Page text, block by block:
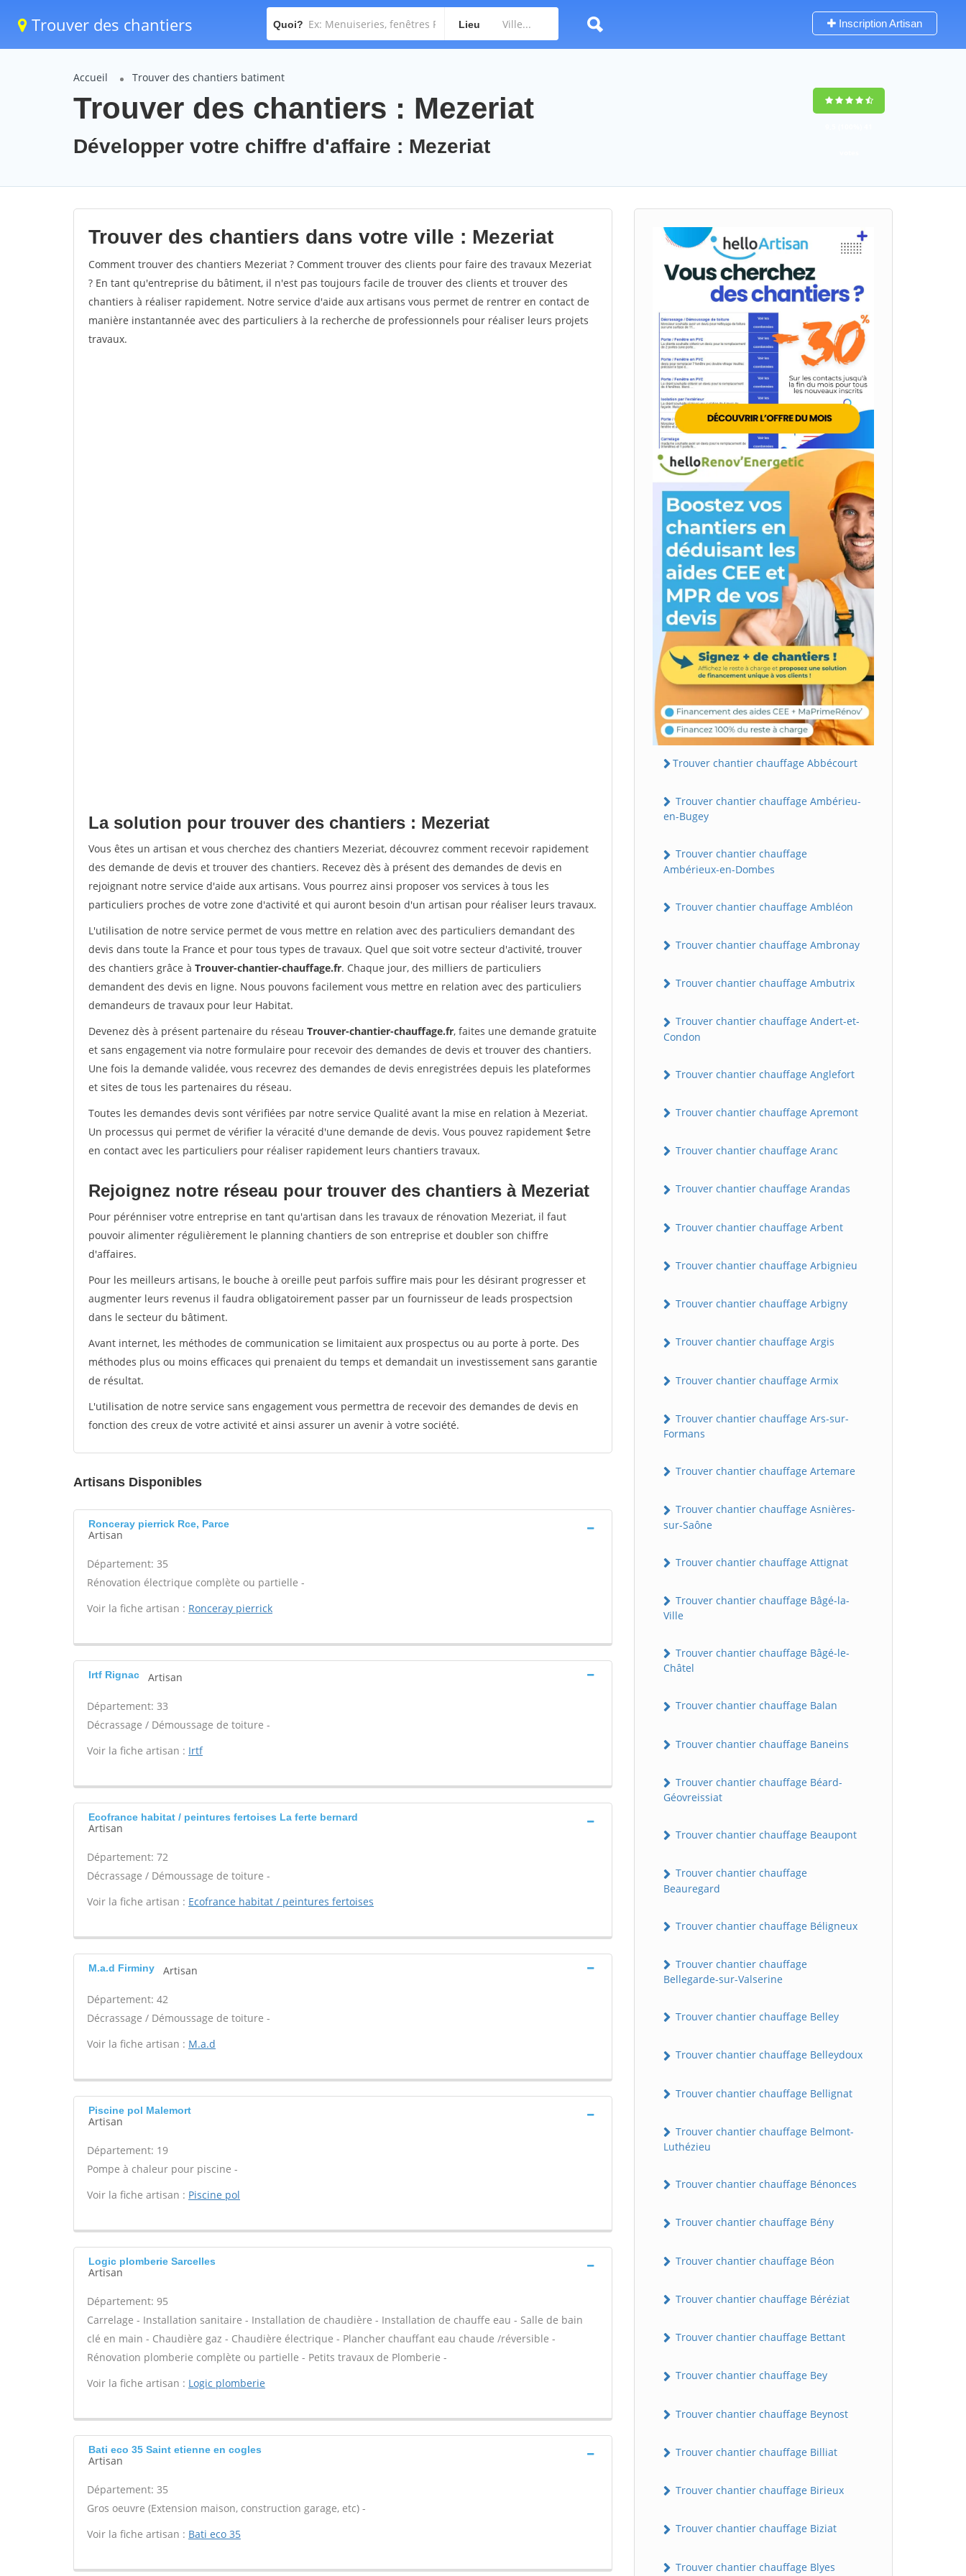
Trouver des chantiers Quoi? Lieu Inscription Artisan
Accueil Trouver des chantiers batiment
Trouver des chantiers : Mezeriat
Développer votre chiffre d'affaire : Mezeriat
Trouver des chantiers dans votre ville : Mezeriat
Comment trouver des chantiers Mezeriat ? Comment trouver des clients pour faire des travaux Mezeriat
? En tant qu'entreprise du bâtiment, il n'est pas toujours facile de trouver des clients et trouver des
chantiers à réaliser rapidement. Notre service d'aide aux artisans vous permet de rentrer en contact de
manière instantannée avec des particuliers à la recherche de professionnels pour réaliser leurs projets
travaux.
La solution pour trouver des chantiers : Mezeriat
Vous êtes un artisan et vous cherchez des chantiers Mezeriat, découvrez comment recevoir rapidement
des demande de devis et trouver des chantiers. Recevez dès à présent des demandes de devis en
rejoignant notre service d'aide aux artisans. Vous pourrez ainsi proposer vos services à tous les
particuliers proches de votre zone d'activité et qui auront besoin d'un artisan pour réaliser leurs travaux.
L'utilisation de notre service permet de vous mettre en relation avec des particuliers demandant des
devis dans toute la France et pour tous types de travaux. Quel que soit votre secteur d'activité, trouver
des chantiers grâce à Trouver-chantier-chauffage.fr. Chaque jour, des milliers de particuliers
demandent des devis en ligne. Nous pouvons facilement vous mettre en relation avec des particuliers
demandeurs de travaux pour leur Habitat.
Devenez dès à présent partenaire du réseau Trouver-chantier-chauffage.fr, faites une demande gratuite
et sans engagement via notre formulaire pour recevoir des demandes de devis et trouver des chantiers.
Une fois la demande validée, vous recevrez des demandes de devis enregistrées depuis les plateformes
et sites de tous les partenaires du réseau.
Toutes les demandes devis sont vérifiées par notre service Qualité avant la mise en relation à Mezeriat.
Un processus qui permet de vérifier la véracité d'une demande de devis. Vous pouvez rapidement $etre
en contact avec les particuliers pour réaliser rapidement leurs chantiers travaux.
Rejoignez notre réseau pour trouver des chantiers à Mezeriat
Pour pérénniser votre entreprise en tant qu'artisan dans les travaux de rénovation Mezeriat, il faut
pouvoir alimenter régulièrement le planning chantiers de son entreprise et doubler son chiffre
d'affaires.
Pour les meilleurs artisans, le bouche à oreille peut parfois suffire mais pour les désirant progresser et
augmenter leurs revenus il faudra obligatoirement passer par un fournisseur de leads prospectsion
dans le secteur du bâtiment.
Avant internet, les méthodes de communication se limitaient aux prospectus ou au porte à porte. Des
méthodes plus ou moins efficaces qui prenaient du temps et demandait un investissement sans garantie
de résultat.
L'utilisation de notre service sans engagement vous permettra de recevoir des demandes de devis en
fonction des creux de votre activité et ainsi assurer un avenir à votre société.
Artisans Disponibles
Ronceray pierrick Rce, Parce
Artisan
Département: 35
Rénovation électrique complète ou partielle -
Voir la fiche artisan : Ronceray pierrick
Irtf Rignac Artisan
Département: 33
Décrassage / Démoussage de toiture -
Voir la fiche artisan : Irtf
Ecofrance habitat / peintures fertoises La ferte bernard
Artisan
Département: 72
Décrassage / Démoussage de toiture -
Voir la fiche artisan : Ecofrance habitat / peintures fertoises
M.a.d Firminy Artisan
Département: 42
Décrassage / Démoussage de toiture -
Voir la fiche artisan : M.a.d
Piscine pol Malemort
Artisan
Département: 19
Pompe à chaleur pour piscine -
Voir la fiche artisan : Piscine pol
Logic plomberie Sarcelles
Artisan
Département: 95
Carrelage - Installation sanitaire - Installation de chaudière - Installation de chauffe eau - Salle de bain
clé en main - Chaudière gaz - Chaudière électrique - Plancher chauffant eau chaude /réversible -
Rénovation plomberie complète ou partielle - Petits travaux de Plomberie -
Voir la fiche artisan : Logic plomberie
Bati eco 35 Saint etienne en cogles
Artisan
Département: 35
Gros oeuvre (Extension maison, construction garage, etc) -
Voir la fiche artisan : Bati eco 35
Trouver chantier chauffage Abbécourt
Trouver chantier chauffage Ambérieu-
en-Bugey
Trouver chantier chauffage
Ambérieux-en-Dombes
Trouver chantier chauffage Ambléon
Trouver chantier chauffage Ambronay
Trouver chantier chauffage Ambutrix
Trouver chantier chauffage Andert-et-
Condon
Trouver chantier chauffage Anglefort
Trouver chantier chauffage Apremont
Trouver chantier chauffage Aranc
Trouver chantier chauffage Arandas
Trouver chantier chauffage Arbent
Trouver chantier chauffage Arbignieu
Trouver chantier chauffage Arbigny
Trouver chantier chauffage Argis
Trouver chantier chauffage Armix
Trouver chantier chauffage Ars-sur-
Formans
Trouver chantier chauffage Artemare
Trouver chantier chauffage Asnières-
sur-Saône
Trouver chantier chauffage Attignat
Trouver chantier chauffage Bâgé-la-
Ville
Trouver chantier chauffage Bâgé-le-
Châtel
Trouver chantier chauffage Balan
Trouver chantier chauffage Baneins
Trouver chantier chauffage Béard-
Géovreissiat
Trouver chantier chauffage Beaupont
Trouver chantier chauffage
Beauregard
Trouver chantier chauffage Béligneux
Trouver chantier chauffage
Bellegarde-sur-Valserine
Trouver chantier chauffage Belley
Trouver chantier chauffage Belleydoux
Trouver chantier chauffage Bellignat
Trouver chantier chauffage Belmont-
Luthézieu
Trouver chantier chauffage Bénonces
Trouver chantier chauffage Bény
Trouver chantier chauffage Béon
Trouver chantier chauffage Béréziat
Trouver chantier chauffage Bettant
Trouver chantier chauffage Bey
Trouver chantier chauffage Beynost
Trouver chantier chauffage Billiat
Trouver chantier chauffage Birieux
Trouver chantier chauffage Biziat
Trouver chantier chauffage Blyes